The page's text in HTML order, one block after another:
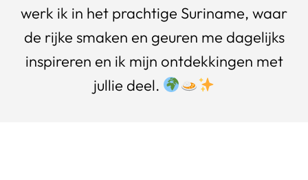
werk ik in het prachtige Suriname, waar
de rijke smaken en geuren me dagelijks
inspireren en ik mijn ontdekkingen met
jullie deel.